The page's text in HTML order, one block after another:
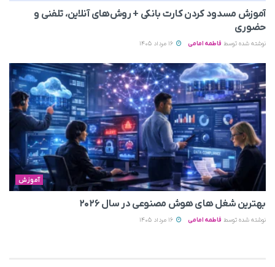
آموزش مسدود کردن کارت بانکی + روش‌های آنلاین، تلفنی و
حضوری
نوشته شده توسط فاطمه امامی
آموزش
بهترین شغل های هوش مصنوعی در سال ۲۰۲۶
نوشته شده توسط فاطمه امامی